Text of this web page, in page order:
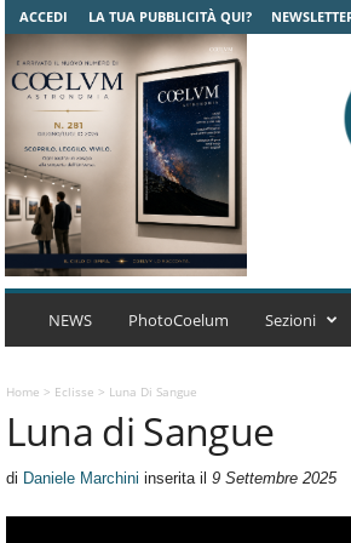
ACCEDI LA TUA PUBBLICITÀ QUI?
C
A
r
NEWS PhotoCoelum Sezioni
Home > Eclisse > Luna Di Sangue
Luna di Sangue
di Daniele Marchini inserita il 9 Settembre 2025